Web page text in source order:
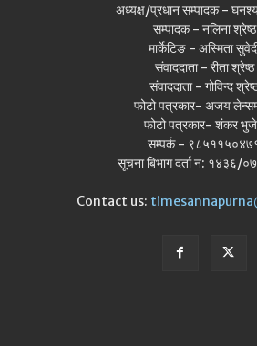
अध्यक्ष/प्रधान सम्पादक -
सम्पादक - नलिना श्रेष्ठ
मार्केटिङ - अस्मिता
संवाददाता - रीता श्रेष्ठ
संवाददाता - गोविन्द
फोटो पत्रकार- अजय
फोटो पत्रकार- शंकर
सम्पर्क -
सूचना बिभाग दर्ता न: १४३६/
Contact us: